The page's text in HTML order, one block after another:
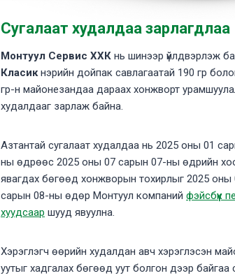
Сугалаат худалдаа зарлагдлаа
Монтуул Сервис ХХК нь шинээр үйлдвэрлэж
Класикнэрийн дойпак савлагаатай 190 гр
гр-н майонезандаа дараах хонжворт
худалдааг зарлаж байна.
Азтантай сугалаат худалдаа нь 2025 оны 01
ны өдрөөс 2025 оны 07 сарын 07-ны өдрийн
явагдах бөгөөд хонжворын тохирлыг 2025 оны
сарын 08-ны өдөр Монтуул компаний фэйсбүүк
хуудсаар шууд явуулна.
Хэрэглэгч өөрийн худалдан авч хэрэглэсэн
уутыг хадгалах бөгөөд уут болгон дээр байгаа